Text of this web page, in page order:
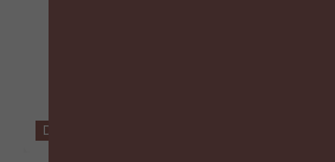
DIGITALISERING EN AI